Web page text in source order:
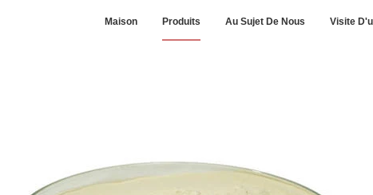
Maison Produits Au Sujet De Nous Visite